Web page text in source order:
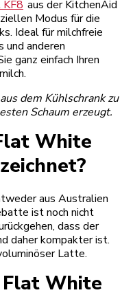
aus der KitchenAid
Modus für die
Ideal für milchfreie
anderen
ganz einfach Ihren
dem Kühlschrank zu
Schaum erzeugt.
White
aus Australien
ist noch nicht
dass der
daher kompakter ist.
Latte.
White